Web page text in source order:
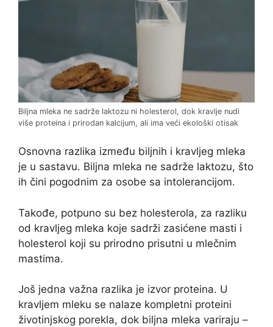
Biljna mleka ne sadrže laktozu ni holesterol, dok kravlje nudi
više proteina i prirodan kalcijum, ali ima veći ekološki otisak
Osnovna razlika između biljnih i kravljeg mleka
je u sastavu. Biljna mleka ne sadrže laktozu, što
ih čini pogodnim za osobe sa intolerancijom.
Takođe, potpuno su bez holesterola, za razliku
od kravljeg mleka koje sadrži zasićene masti i
holesterol koji su prirodno prisutni u mlečnim
mastima.
Još jedna važna razlika je izvor proteina. U
kravljem mleku se nalaze kompletni proteini
životinjskog porekla, dok biljna mleka variraju –